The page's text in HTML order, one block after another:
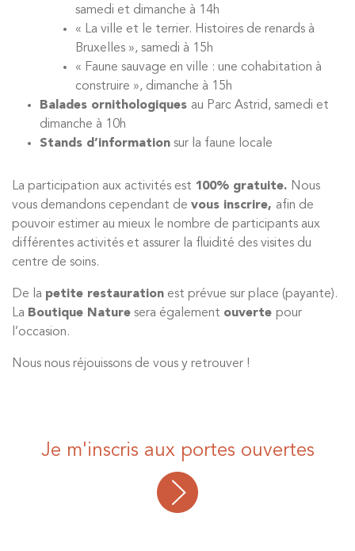
samedi et dimanche à 14h
« La ville et le terrier. Histoires de renards à
Bruxelles », samedi à 15h
« Faune sauvage en ville : une cohabitation à
construire », dimanche à 15h
Balades ornithologiques au Parc Astrid, samedi et
dimanche à 10h
Stands d’information sur la faune locale
La participation aux activités est 100% gratuite. Nous
vous demandons cependant de vous inscrire, afin de
pouvoir estimer au mieux le nombre de participants aux
différentes activités et assurer la fluidité des visites du
centre de soins.
De la petite restauration est prévue sur place (payante).
La Boutique Nature sera également ouverte pour
l’occasion.
Nous nous réjouissons de vous y retrouver !
Je m'inscris aux portes ouvertes